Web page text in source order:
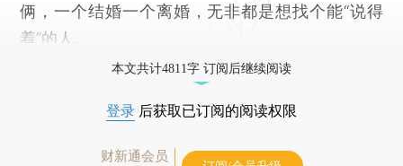
俩，一个结婚一个离婚，无非都是想找个能“说得
着”的人。
本文共计4811字 订阅后继续阅读
登录 后获取已订阅的阅读权限
财新通会员